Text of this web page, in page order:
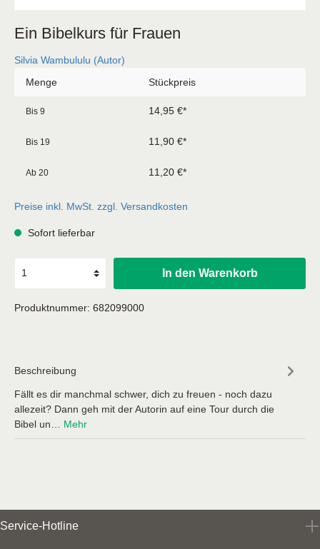
Ein Bibelkurs für Frauen
Silvia Wambululu (Autor)
Menge
Stückpreis
Bis 9 14,95 €*
Bis 19 11,90 €*
Ab 20 11,20 €*
Preise inkl. MwSt. zzgl. Versandkosten
Sofort lieferbar
In den Warenkorb
Produktnummer: 682099000
Beschreibung
Fällt es dir manchmal schwer, dich zu freuen - noch dazu
allezeit? Dann geh mit der Autorin auf eine Tour durch die
Bibel un… Mehr
Service-Hotline